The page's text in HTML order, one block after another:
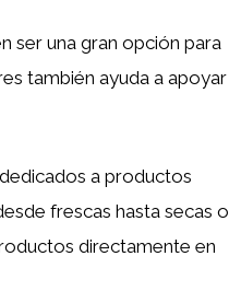
ser una gran opción para
también ayuda a apoyar
a productos
frescas hasta secas o
directamente en